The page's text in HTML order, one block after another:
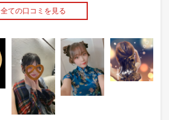
全ての口コミを見る